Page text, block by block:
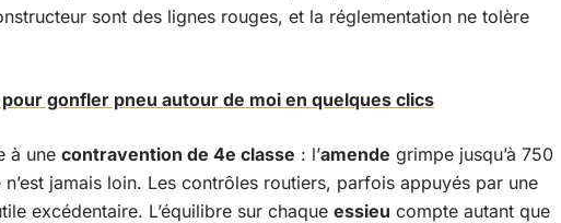
sont des lignes rouges, et la réglementation ne tolère
gonfler pneu autour de moi en quelques clics
à une contravention de 4e classe : l’amende grimpe jusqu’à 750
jamais loin. Les contrôles routiers, parfois appuyés par une
excédentaire. L’équilibre sur chaque essieu compte autant que